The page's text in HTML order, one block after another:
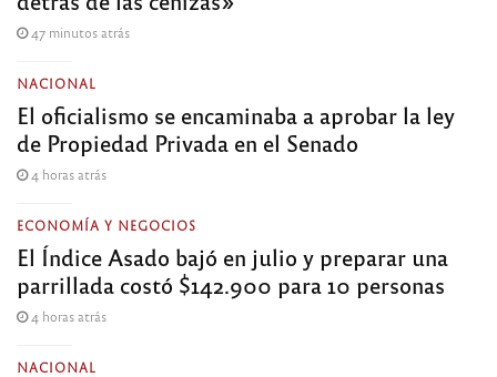
47 minutos atrás
NACIONAL
El oficialismo se encaminaba a aprobar la ley
de Propiedad Privada en el Senado
4 horas atrás
ECONOMÍA Y NEGOCIOS
El Índice Asado bajó en julio y preparar una
parrillada costó $142.900 para 10 personas
4 horas atrás
NACIONAL